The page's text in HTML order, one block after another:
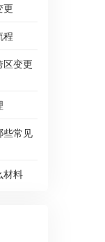
更
程
区变更
些常见
材料